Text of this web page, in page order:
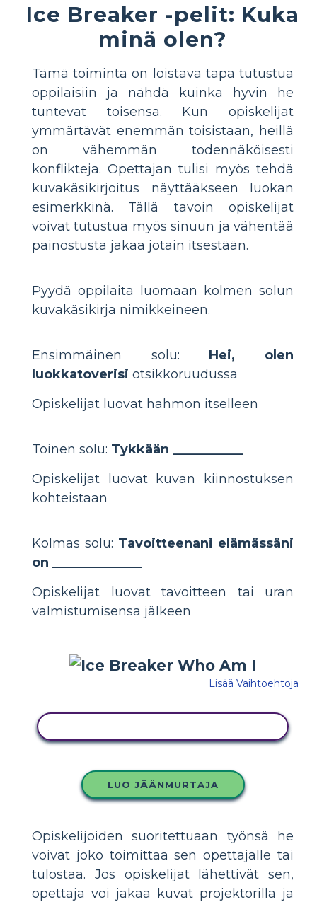
Ice Breaker -pelit: Kuka
minä olen?
Tämä toiminta on loistava tapa tutustua
oppilaisiin ja nähdä kuinka hyvin he
tuntevat toisensa. Kun opiskelijat
ymmärtävät enemmän toisistaan, heillä
on vähemmän todennäköisesti
konflikteja. Opettajan tulisi myös tehdä
kuvakäsikirjoitus näyttääkseen luokan
esimerkkinä. Tällä tavoin opiskelijat
voivat tutustua myös sinuun ja vähentää
painostusta jakaa jotain itsestään.
Pyydä oppilaita luomaan kolmen solun
kuvakäsikirja nimikkeineen.
Ensimmäinen solu: Hei, olen
luokkatoverisi otsikkoruudussa
Opiskelijat luovat hahmon itselleen
Toinen solu: Tykkään ___________
Opiskelijat luovat kuvan kiinnostuksen
kohteistaan
Kolmas solu: Tavoitteenani elämässäni
on ______________
Opiskelijat luovat tavoitteen tai uran
valmistumisensa jälkeen
Lisää Vaihtoehtoja
LUO JÄÄNMURTAJA
Opiskelijoiden suoritettuaan työnsä he
voivat joko toimittaa sen opettajalle tai
tulostaa. Jos opiskelijat lähettivät sen,
opettaja voi jakaa kuvat projektorilla ja